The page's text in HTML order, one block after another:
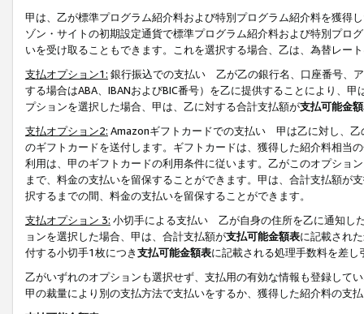
甲は、乙が標準プログラム紹介料および特別プログラム紹介料を獲得
ゾン・サイトの初期設定通貨で標準プログラム紹介料および特別プロ
いを受け取ることもできます。これを選択する場合、乙は、為替レー
支払オプション1: 銀行振込での支払い 乙が乙の銀行名、口座番号、
する場合はABA、IBANおよびBIC番号）を乙に提供することにより、
プションを選択した場合、甲は、乙に対する合計支払額が支払可能金
支払オプション2: Amazonギフトカードでの支払い 甲は乙に対し、乙
のギフトカードを送付します。ギフトカードは、獲得した紹介料相当
利用は、甲のギフトカードの利用条件に従います。乙がこのオプショ
まで、料金の支払いを留保することができます。甲は、合計支払額が
択するまでの間、料金の支払いを留保することができます。
支払オプション 3: 小切手による支払い 乙が自身の住所を乙に通知し
ョンを選択した場合、甲は、合計支払額が支払可能金額表に記載され
付する小切手1枚につき支払可能金額表に記載される処理手数料を差し
乙がいずれのオプションも選択せず、支払用の有効な情報も登録して
甲の裁量により別の支払方法で支払いをするか、獲得した紹介料の支